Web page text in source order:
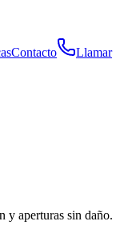
Contacto
Llamar
y aperturas sin daño.